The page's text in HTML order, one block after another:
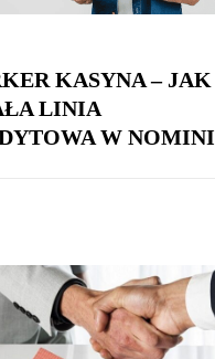
KASYNA – JAK
LINIA
W NOMINI